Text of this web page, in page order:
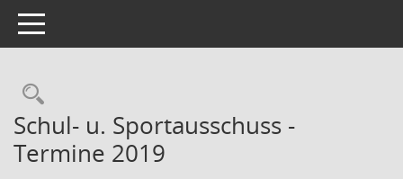
Toggle navigation
Rechercheauswahl
Schul- u. Sportausschuss -
Termine 2019